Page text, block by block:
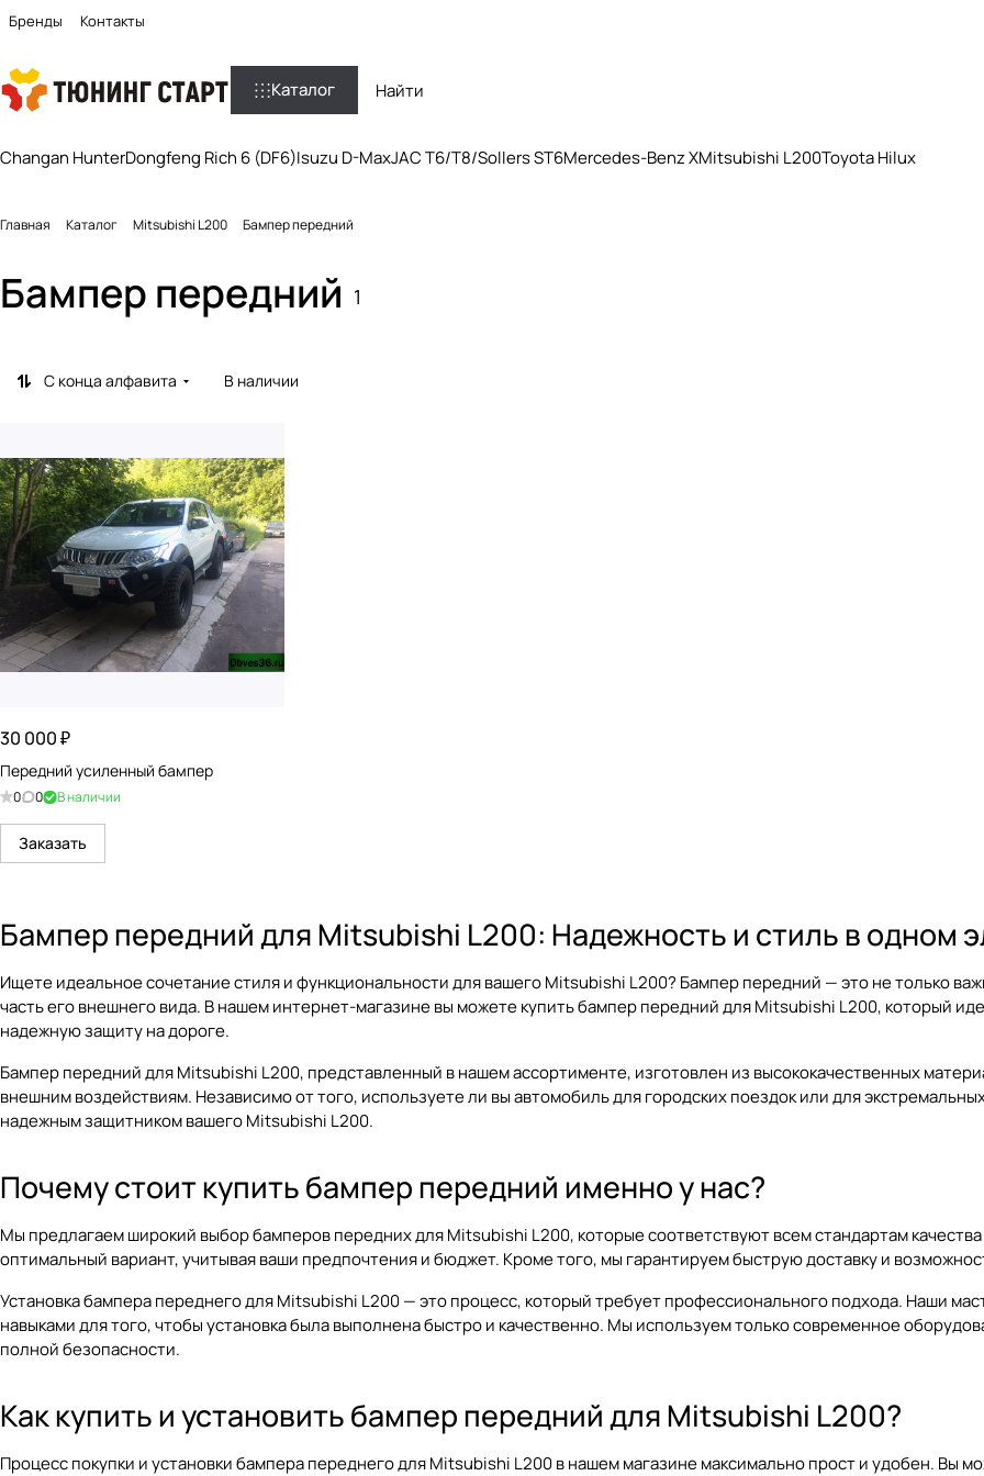
Бренды Контакты
Каталог
Changan HunterDongfeng Rich 6 (DF6)Isuzu D-MaxJAC T6/T8/Sollers ST6Mercedes-Benz XMitsubishi L200Toyota Hilux
Главная Каталог Mitsubishi L200 Бампер передний
Бампер передний 1
С конца алфавита В наличии
30 000 ₽
Передний усиленный бампер
0 0 В наличии
Заказать
Бампер передний для Mitsubishi L200: Надежность и стиль в одном
Ищете идеальное сочетание стиля и функциональности для вашего Mitsubishi L200? Бампер передний — это не только
часть его внешнего вида. В нашем интернет-магазине вы можете купить бампер передний для Mitsubishi L200, который
надежную защиту на дороге.
Бампер передний для Mitsubishi L200, представленный в нашем ассортименте, изготовлен из высококачественных
внешним воздействиям. Независимо от того, используете ли вы автомобиль для городских поездок или для
надежным защитником вашего Mitsubishi L200.
Почему стоит купить бампер передний именно у нас?
Мы предлагаем широкий выбор бамперов передних для Mitsubishi L200, которые соответствуют всем стандартам
оптимальный вариант, учитывая ваши предпочтения и бюджет. Кроме того, мы гарантируем быструю доставку и
Установка бампера переднего для Mitsubishi L200 — это процесс, который требует профессионального подхода. Наши
навыками для того, чтобы установка была выполнена быстро и качественно. Мы используем только современное
полной безопасности.
Как купить и установить бампер передний для Mitsubishi L200?
Процесс покупки и установки бампера переднего для Mitsubishi L200 в нашем магазине максимально прост и удобен. Вы